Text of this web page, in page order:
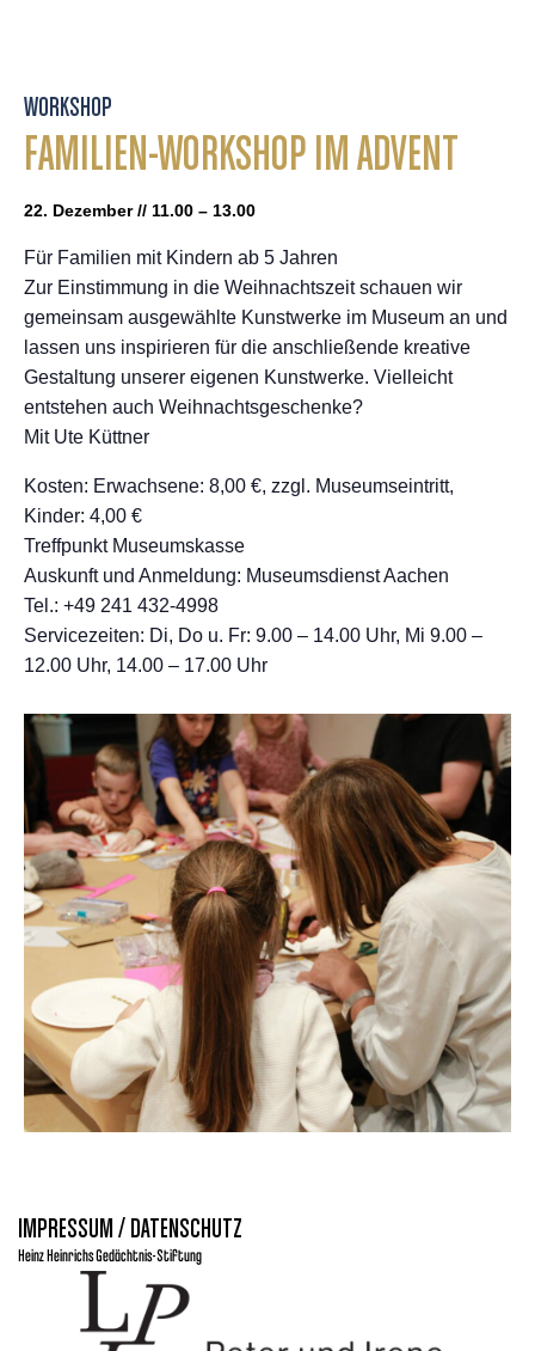
WORKSHOP
FAMILIEN-WORKSHOP IM ADVENT
22. Dezember // 11.00 – 13.00
Für Familien mit Kindern ab 5 Jahren
Zur Einstimmung in die Weihnachtszeit schauen wir
gemeinsam ausgewählte Kunstwerke im Museum an und
lassen uns inspirieren für die anschließende kreative
Gestaltung unserer eigenen Kunstwerke. Vielleicht
entstehen auch Weihnachtsgeschenke?
Mit Ute Küttner
Kosten: Erwachsene: 8,00 €, zzgl. Museumseintritt,
Kinder: 4,00 €
Treffpunkt Museumskasse
Auskunft und Anmeldung: Museumsdienst Aachen
Tel.: +49 241 432-4998
Servicezeiten: Di, Do u. Fr: 9.00 – 14.00 Uhr, Mi 9.00 –
12.00 Uhr, 14.00 – 17.00 Uhr
IMPRESSUM / DATENSCHUTZ
Heinz Heinrichs Gedächtnis-Stiftung